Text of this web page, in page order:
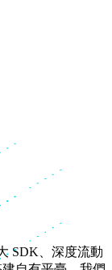
SDK、深度流動